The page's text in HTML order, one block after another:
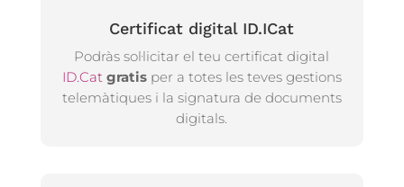
Certificat digital ID.ICat
Podràs sol·licitar el teu certificat digital
ID.Cat gratisper a totes les teves gestions
telemàtiques i la signatura de documents
digitals.